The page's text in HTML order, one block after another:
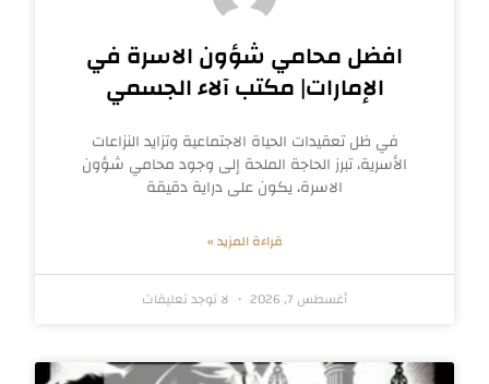
افضل محامي شؤون الاسرة في
الإمارات| مكتب آلاء الجسمي
في ظل تعقيدات الحياة الاجتماعية وتزايد النزاعات
الأسرية، تبرز الحاجة الملحة إلى وجود محامي شؤون
الاسرة، يكون على دراية دقيقة
قراءة المزيد »
أغسطس 7, 2026 لا توجد تعليقات